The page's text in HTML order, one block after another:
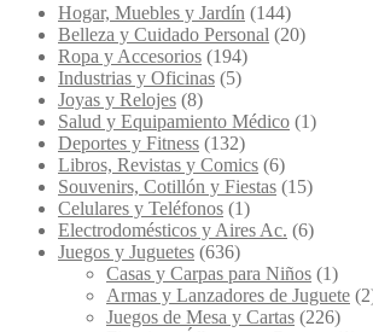
Hogar, Muebles y Jardín (144)
Belleza y Cuidado Personal (20)
Ropa y Accesorios (194)
Industrias y Oficinas (5)
Joyas y Relojes (8)
Salud y Equipamiento Médico (1)
Deportes y Fitness (132)
Libros, Revistas y Comics (6)
Souvenirs, Cotillón y Fiestas (15)
Celulares y Teléfonos (1)
Electrodomésticos y Aires Ac. (6)
Juegos y Juguetes (636)
Casas y Carpas para Niños (1)
Armas y Lanzadores de Juguete
Juegos de Mesa y Cartas (226)